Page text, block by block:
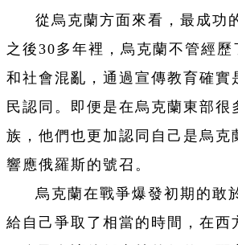
從烏克蘭方面來看，最成功
之後30多年裡，烏克蘭不管經歷
和社會混亂，通過宣傳教育確實
民認同。即便是在烏克蘭東部很
族，他們也更加認同自己是烏克
響應俄羅斯的號召。
烏克蘭在戰爭爆發初期的敢
給自己爭取了相當的時間，在西